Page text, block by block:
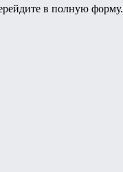
в полную форму.